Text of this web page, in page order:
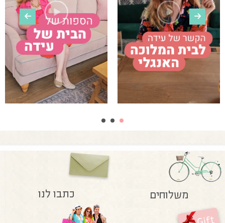
משלוחים כתבו לנו